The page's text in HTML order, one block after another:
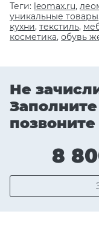
Теги: leomax.ru,
уникальные товары
кухни, текстиль,
косметика, обувь
Не
8